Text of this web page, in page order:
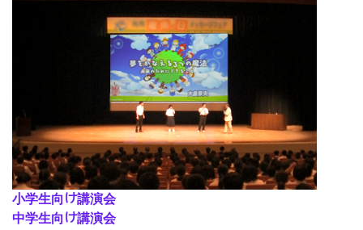
小学生向け講演会
中学生向け講演会